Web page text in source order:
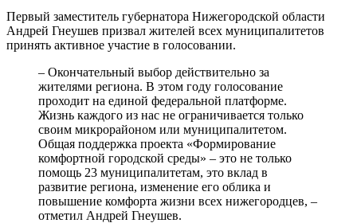
Первый заместитель губернатора Нижегородской области
Андрей Гнеушев призвал жителей всех муниципалитетов
принять активное участие в голосовании.
– Окончательный выбор действительно за
жителями региона. В этом году голосование
проходит на единой федеральной платформе.
Жизнь каждого из нас не ограничивается только
своим микрорайоном или муниципалитетом.
Общая поддержка проекта «Формирование
комфортной городской среды» – это не только
помощь 23 муниципалитетам, это вклад в
развитие региона, изменение его облика и
повышение комфорта жизни всех нижегородцев, –
отметил Андрей Гнеушев.